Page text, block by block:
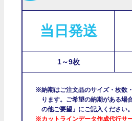
当日発送
1～9枚
※納期はご注文品のサイズ・枚数
ります。ご希望の納期がある場
の他ご要望」にご記入ください。
※カットラインデータ作成代行サ